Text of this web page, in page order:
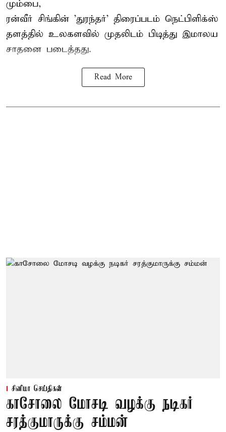
மும்பை,
ரன்வீர் சிங்கின் 'துரந்தர்' திரைப்படம் நெட்பிளிக்ஸ்
தளத்தில் உலகளவில் முதலிடம் பிடித்து இமாலய
சாதனை படைத்தது.
Read More
சினிமா செய்திகள்
காசோலை மோசடி வழக்கு நடிகர்
சரத்குமாருக்கு சம்மன்